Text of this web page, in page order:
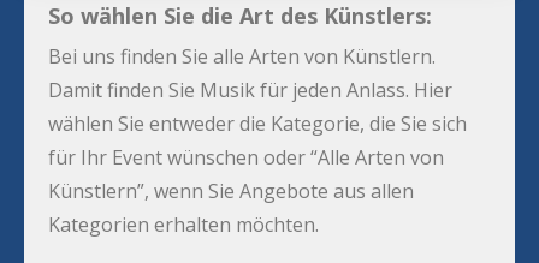
So wählen Sie die Art des Künstlers:
Bei uns finden Sie alle Arten von Künstlern.
Damit finden Sie Musik für jeden Anlass. Hier
wählen Sie entweder die Kategorie, die Sie sich
für Ihr Event wünschen oder “Alle Arten von
Künstlern”, wenn Sie Angebote aus allen
Kategorien erhalten möchten.